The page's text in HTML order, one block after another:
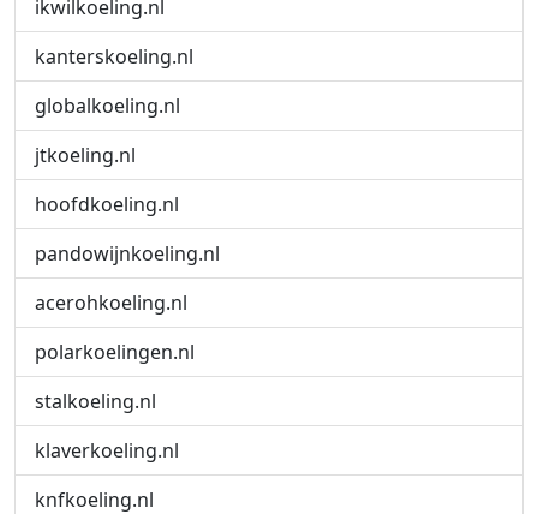
ikwilkoeling.nl
kanterskoeling.nl
globalkoeling.nl
jtkoeling.nl
hoofdkoeling.nl
pandowijnkoeling.nl
acerohkoeling.nl
polarkoelingen.nl
stalkoeling.nl
klaverkoeling.nl
knfkoeling.nl